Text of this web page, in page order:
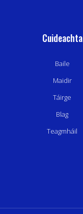
Cuideachta
Baile
Maidir
Táirge
Blag
Teagmháil